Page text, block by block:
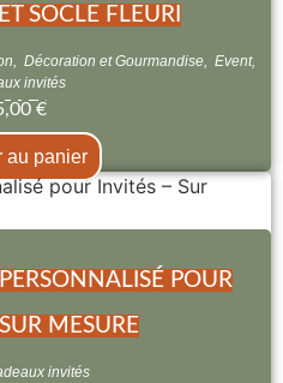
SOCLE FLEURI
, Décoration et Gourmandise, Event,
invités
€
au panier
POUR
MESURE
invités